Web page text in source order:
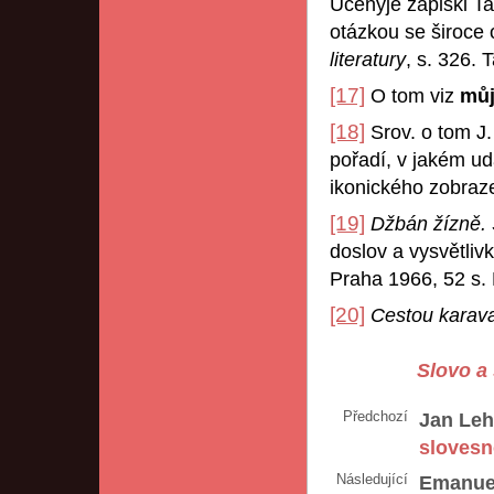
otázkou se
literatury, s. 326.
[17] O tom viz
[18] Srov. o tom
pořadí, v jakém
ikonického
[19] Džbán žízně.
doslov a
Praha 1966, 52
[20] Cestou
Slovo a
Předchozí
Jan
Následující